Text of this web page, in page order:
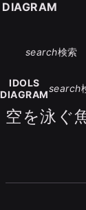
search検索
IDOLS
DIAGRAM
search
空を泳ぐ